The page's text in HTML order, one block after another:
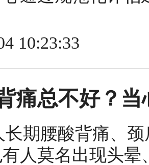
10:23:33
痛总不好？
长期腰酸背痛、
人莫名出现头